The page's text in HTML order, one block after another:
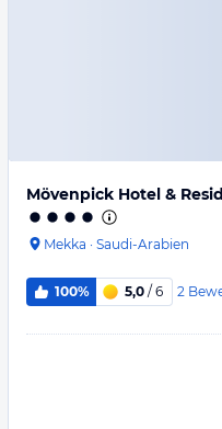
Mövenpick Hotel &
Mekka · Saudi-Arabien
100% 5,0 / 6 2